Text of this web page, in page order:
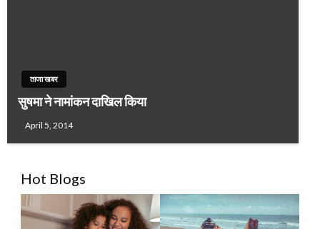
ताजा खबर
सुषमा ने नामांकन दाखिल किया
April 5, 2014
Hot Blogs